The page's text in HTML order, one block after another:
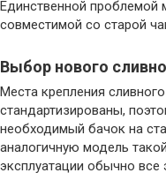
Единственной проблемой
совместимой со старой
Выбор нового
Места крепления
стандартизированы,
необходимый бачок на
аналогичную модель
эксплуатации обычно все